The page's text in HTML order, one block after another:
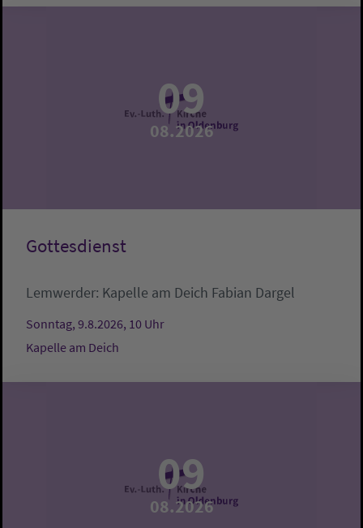
09
08.2026
Gottesdienst
Lemwerder: Kapelle am Deich Fabian Dargel
Sonntag, 9.8.2026, 10 Uhr
Kapelle am Deich
09
08.2026